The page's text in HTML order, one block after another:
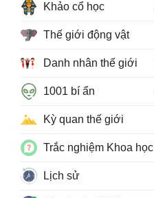
Khảo cổ học
Thế giới động vật
Danh nhân thế giới
1001 bí ẩn
Kỳ quan thế giới
Trắc nghiệm Khoa học
Lịch sử